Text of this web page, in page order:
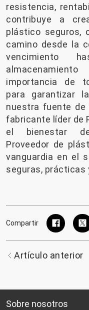
resistencia,
contribuye a
plástico seguros,
camino desde la
vencimiento
importancia de
para garantizar
nuestra fuente de
fabricante líder de
el bienestar
Proveedor de
vanguardia en el
seguras, prácticas
Compartir
Artículo anterior
Sobre nosotros